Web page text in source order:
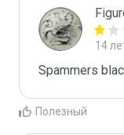
14
Spammers
Полезный